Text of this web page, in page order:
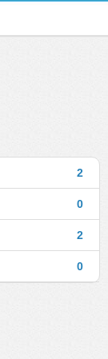
2
0
2
0